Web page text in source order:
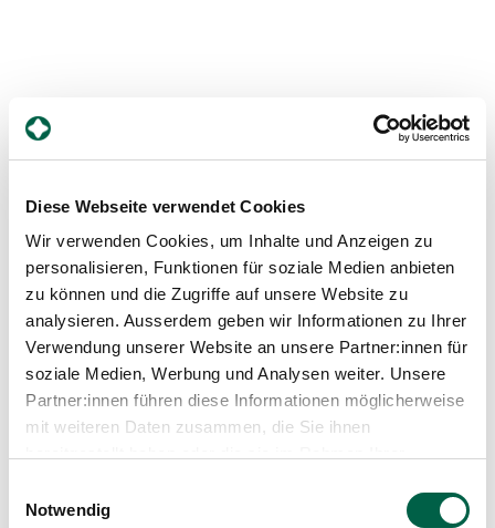
Diese Webseite verwendet Cookies
Wir verwenden Cookies, um Inhalte und Anzeigen zu
personalisieren, Funktionen für soziale Medien anbieten
zu können und die Zugriffe auf unsere Website zu
analysieren. Ausserdem geben wir Informationen zu Ihrer
Verwendung unserer Website an unsere Partner:innen für
soziale Medien, Werbung und Analysen weiter. Unsere
Partner:innen führen diese Informationen möglicherweise
mit weiteren Daten zusammen, die Sie ihnen
Notwendig
Weiterbildungsmöglichkeiten
Sie möchten sich weiterentwickeln und haben
Ihre individuellen Ziele? Dann sind Sie bei uns